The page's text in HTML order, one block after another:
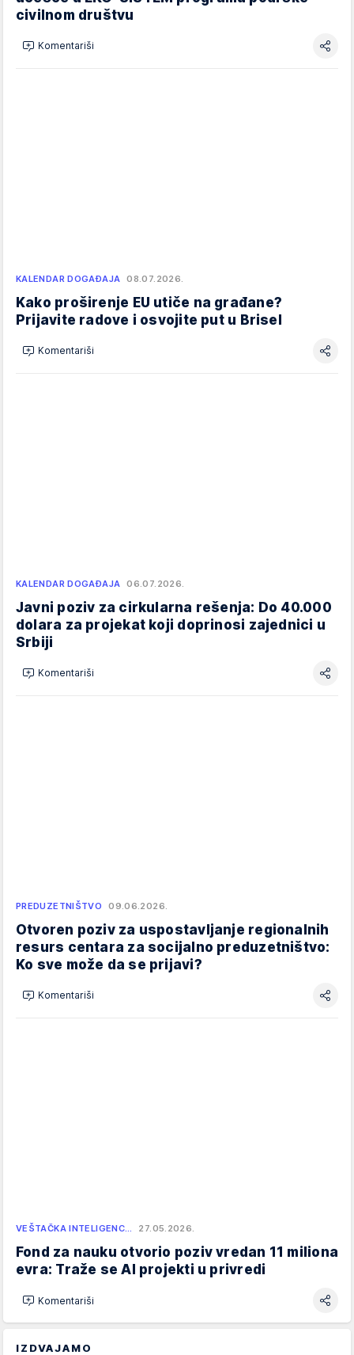
civilnom društvu
Komentariši
KALENDAR DOGAĐAJA 08.07.2026.
Kako proširenje EU utiče na građane?
Prijavite radove i osvojite put u Brisel
Komentariši
KALENDAR DOGAĐAJA 06.07.2026.
Javni poziv za cirkularna rešenja: Do 40.000
dolara za projekat koji doprinosi zajednici u
Srbiji
Komentariši
PREDUZETNIŠTVO 09.06.2026.
Otvoren poziv za uspostavljanje regionalnih
resurs centara za socijalno preduzetništvo:
Ko sve može da se prijavi?
Komentariši
VEŠTAČKA INTELIGENC… 27.05.2026.
Fond za nauku otvorio poziv vredan 11 miliona
evra: Traže se AI projekti u privredi
Komentariši
IZDVAJAMO